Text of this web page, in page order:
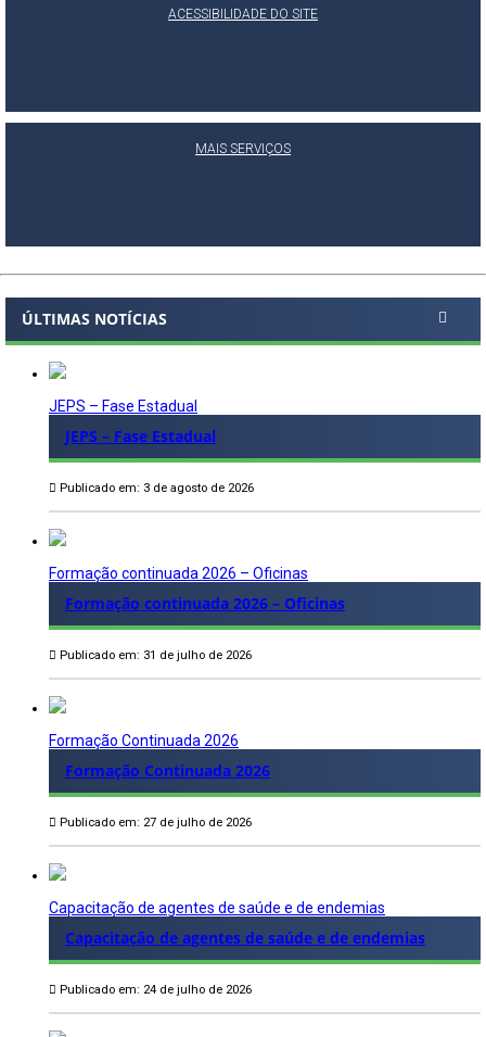
ACESSIBILIDADE DO SITE
MAIS SERVIÇOS
ÚLTIMAS NOTÍCIAS
JEPS – Fase Estadual
JEPS – Fase Estadual
Publicado em: 3 de agosto de 2026
Formação continuada 2026 – Oficinas
Formação continuada 2026 – Oficinas
Publicado em: 31 de julho de 2026
Formação Continuada 2026
Formação Continuada 2026
Publicado em: 27 de julho de 2026
Capacitação de agentes de saúde e de endemias
Capacitação de agentes de saúde e de endemias
Publicado em: 24 de julho de 2026